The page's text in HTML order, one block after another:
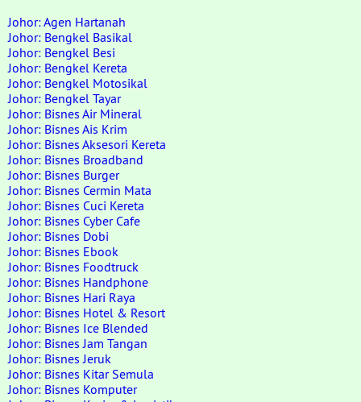
Johor: Agen Hartanah
Johor: Bengkel Basikal
Johor: Bengkel Besi
Johor: Bengkel Kereta
Johor: Bengkel Motosikal
Johor: Bengkel Tayar
Johor: Bisnes Air Mineral
Johor: Bisnes Ais Krim
Johor: Bisnes Aksesori Kereta
Johor: Bisnes Broadband
Johor: Bisnes Burger
Johor: Bisnes Cermin Mata
Johor: Bisnes Cuci Kereta
Johor: Bisnes Cyber Cafe
Johor: Bisnes Dobi
Johor: Bisnes Ebook
Johor: Bisnes Foodtruck
Johor: Bisnes Handphone
Johor: Bisnes Hari Raya
Johor: Bisnes Hotel & Resort
Johor: Bisnes Ice Blended
Johor: Bisnes Jam Tangan
Johor: Bisnes Jeruk
Johor: Bisnes Kitar Semula
Johor: Bisnes Komputer